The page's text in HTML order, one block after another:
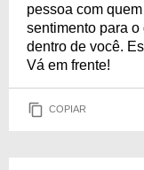
pessoa com
sentimento para
dentro de você.
Vá em frente!
COPIAR